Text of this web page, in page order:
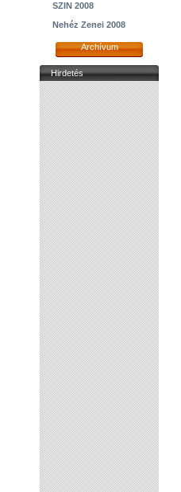
SZIN 2008
Nehéz Zenei 2008
Archívum
Hirdetés